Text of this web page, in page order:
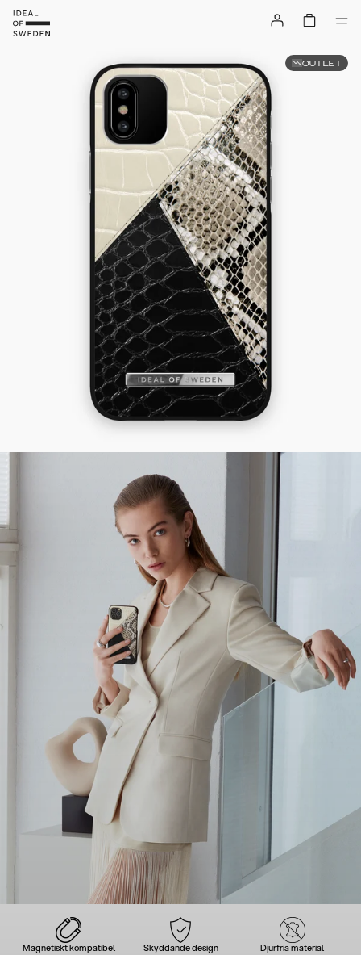
Magnetiskt kompatibel Skyddande design Djurfria material
OUTLET